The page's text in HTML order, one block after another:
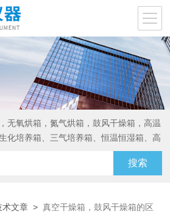
无氧烘箱，氮气烘箱，鼓风干燥箱，高温
化培养箱、三气培养箱、恒温恒湿箱、高
术文章 >真空干燥箱，鼓风干燥箱的区